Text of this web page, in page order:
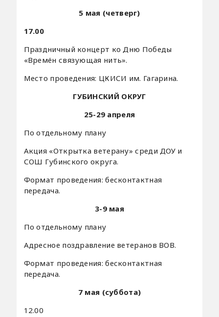
5 мая (четверг)
17.00
Праздничный концерт ко Дню Победы
«Времён связующая нить».
Место проведения: ЦКИСИ им. Гагарина.
ГУБИНСКИЙ ОКРУГ
25-29 апреля
По отдельному плану
Акция «Открытка ветерану» среди ДОУ и
СОШ Губинского округа.
Формат проведения: бесконтактная
передача.
3-9 мая
По отдельному плану
Адресное поздравление ветеранов ВОВ.
Формат проведения: бесконтактная
передача.
7 мая (суббота)
12.00